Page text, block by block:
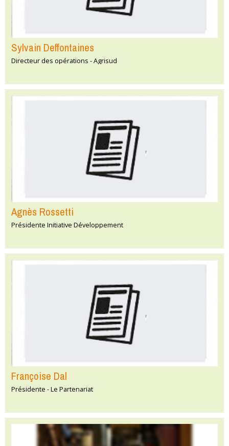
Sylvain Deffontaines
Directeur des opérations - Agrisud
Agnès Rossetti
Présidente Initiative Développement
Françoise Dal
Présidente - Le Partenariat